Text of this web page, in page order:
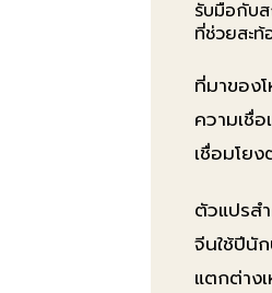
รับมือกับ
ที่ช่วยสะ
ที่มาของ
ความเชื่
เชื่อมโย
ตัวแปรส
จีนใช้ปีนั
แตกต่าง